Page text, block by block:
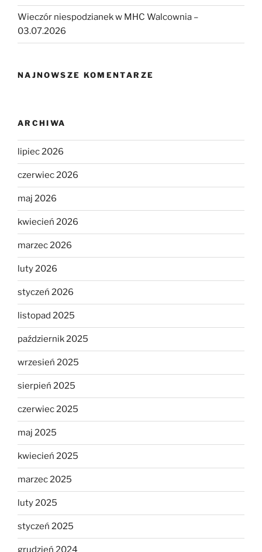
Wieczór niespodzianek w MHC Walcownia –
03.07.2026
NAJNOWSZE KOMENTARZE
ARCHIWA
lipiec 2026
czerwiec 2026
maj 2026
kwiecień 2026
marzec 2026
luty 2026
styczeń 2026
listopad 2025
październik 2025
wrzesień 2025
sierpień 2025
czerwiec 2025
maj 2025
kwiecień 2025
marzec 2025
luty 2025
styczeń 2025
grudzień 2024